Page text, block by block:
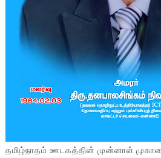
தமிழ்நாதம் ஊடகத்தின் முன்னாள்